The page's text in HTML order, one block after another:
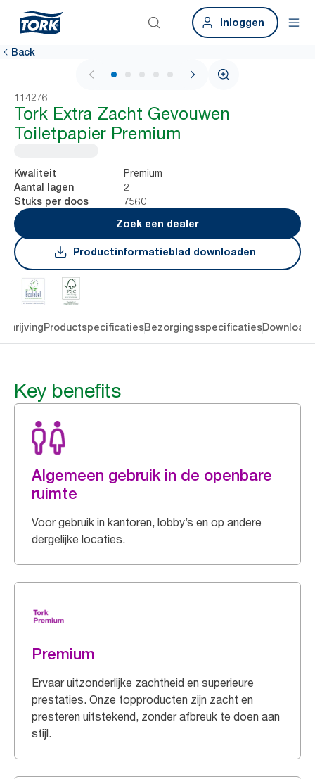
Inloggen
Back
1 / 5
114276
Tork Extra Zacht Gevouwen
Toiletpapier Premium
Kwaliteit Premium
Aantal lagen 2
Stuks per doos
7560
Zoek een dealer
Productinformatieblad downloaden
ProductspecificatiesBezorgingsspecificaties
Key benefits
Algemeen gebruik in de openbare
ruimte
Voor gebruik in kantoren, lobby’s en op andere
dergelijke locaties.
Premium
Ervaar uitzonderlijke zachtheid en superieure
prestaties. Onze topproducten zijn zacht en
presteren uitstekend, zonder afbreuk te doen aan
stijl.